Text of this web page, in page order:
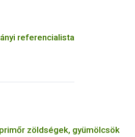
referencialista
zöldségek, gyümölcsök